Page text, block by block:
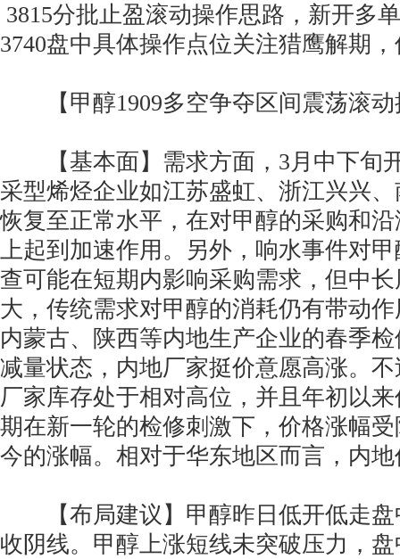
3815分批止盈滚动操作思路，新开多
3740盘中具体操作点位关注猎鹰解期
【甲醇1909多空争夺区间震荡滚动
【基本面】需求方面，3月中下旬
采型烯烃企业如江苏盛虹、浙江兴兴
恢复至正常水平，在对甲醇的采购和
上起到加速作用。另外，响水事件对
查可能在短期内影响采购需求，但中
大，传统需求对甲醇的消耗仍有带动
内蒙古、陕西等内地生产企业的春季
减量状态，内地厂家挺价意愿高涨。
厂家库存处于相对高位，并且年初以
期在新一轮的检修刺激下，价格涨幅
今的涨幅。相对于华东地区而言，内
【布局建议】甲醇昨日低开低走盘
收阴线。甲醇上涨短线未突破压力，